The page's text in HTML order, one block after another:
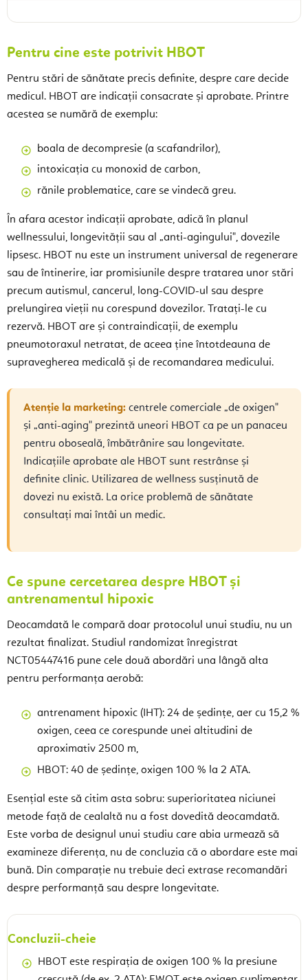
Pentru cine este potrivit HBOT
Pentru stări de sănătate precis definite, despre care decide
medicul. HBOT are indicații consacrate și aprobate. Printre
acestea se numără de exemplu:
boala de decompresie (a scafandrilor),
intoxicația cu monoxid de carbon,
rănile problematice, care se vindecă greu.
În afara acestor indicații aprobate, adică în planul
wellnessului, longevității sau al „anti-agingului", dovezile
lipsesc. HBOT nu este un instrument universal de regenerare
sau de întinerire, iar promisiunile despre tratarea unor stări
precum autismul, cancerul, long-COVID-ul sau despre
prelungirea vieții nu corespund dovezilor. Tratați-le cu
rezervă. HBOT are și contraindicații, de exemplu
pneumotoraxul netratat, de aceea ține întotdeauna de
supravegherea medicală și de recomandarea medicului.
Atenție la marketing: centrele comerciale „de oxigen"
și „anti-aging" prezintă uneori HBOT ca pe un panaceu
pentru oboseală, îmbătrânire sau longevitate.
Indicațiile aprobate ale HBOT sunt restrânse și
definite clinic. Utilizarea de wellness susținută de
dovezi nu există. La orice problemă de sănătate
consultați mai întâi un medic.
Ce spune cercetarea despre HBOT și
antrenamentul hipoxic
Deocamdată le compară doar protocolul unui studiu, nu un
rezultat finalizat. Studiul randomizat înregistrat
NCT05447416 pune cele două abordări una lângă alta
pentru performanța aerobă:
antrenament hipoxic (IHT): 24 de ședințe, aer cu 15,2 %
oxigen, ceea ce corespunde unei altitudini de
aproximativ 2500 m,
HBOT: 40 de ședințe, oxigen 100 % la 2 ATA.
Esențial este să citim asta sobru: superioritatea niciunei
metode față de cealaltă nu a fost dovedită deocamdată.
Este vorba de designul unui studiu care abia urmează să
examineze diferența, nu de concluzia că o abordare este mai
bună. Din comparație nu trebuie deci extrase recomandări
despre performanță sau despre longevitate.
Concluzii-cheie
HBOT este respirația de oxigen 100 % la presiune